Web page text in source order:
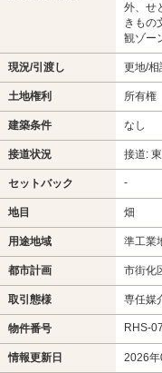
外、せ
きもの
観ゾー
現況/引渡し 更地/相
土地権利 所有権
建築条件 なし
接道状況 接道:
セットバック -
地目 畑
用途地域 準工業
都市計画 市街化
取引態様 専任媒
物件番号 RHS-
情報更新日 2026年